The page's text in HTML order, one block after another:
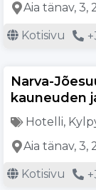
Aia tänav, 3,
Kotisivu
Narva-
kauneuden
Hotelli,
Aia tänav, 3,
Kotisivu